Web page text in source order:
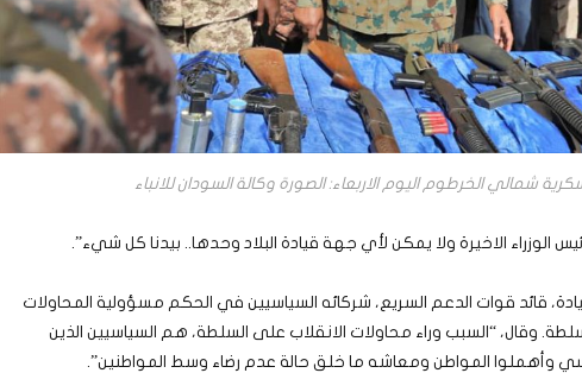
شمالي الخرطوم اليوم الاربعاء: الصورة وكالة السودان للانباء
الوزراء الاخيرة ولا يمكن لأي جهة قيادة البلاد وحدها.. بيدنا كل شيء”.
قائد قوات الدعم السريع، شركائه السياسيين في الحكم مسؤولية المحاولات
وقال، “السبب وراء محاولات الانقلاب على السلطة، هم السياسيين الذين
وأهملوا المواطن ومعاشه ما خلق حالة عدم رضاء وسط المواطنين”.